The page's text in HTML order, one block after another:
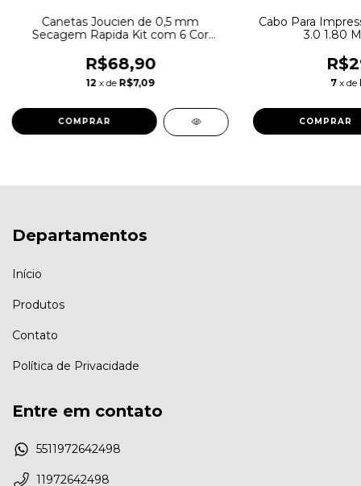
Canetas Joucien de 0,5 mm
Secagem Rapida Kit com 6 Cor
R$68,90
12 x de R$7,09
COMPRAR
Cabo Para
3.0 1.80
7 x de
Departamentos
Início
Produtos
Contato
Política de Privacidade
Entre em contato
5511972642498
11972642498